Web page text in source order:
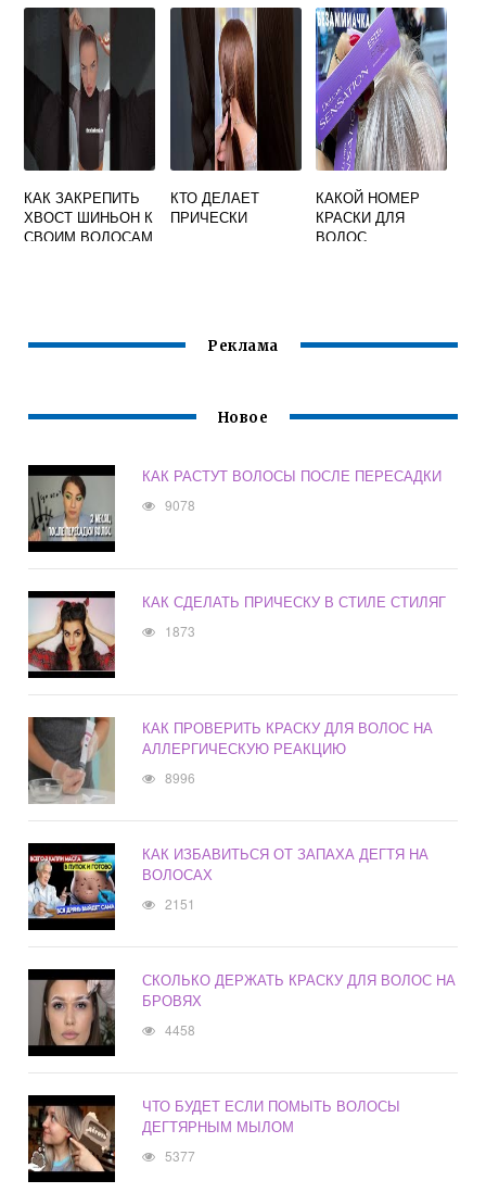
КАК ЗАКРЕПИТЬ
ХВОСТ ШИНЬОН К
СВОИМ ВОЛОСАМ
КТО ДЕЛАЕТ
ПРИЧЕСКИ
КАКОЙ НОМЕР
КРАСКИ ДЛЯ
ВОЛОС
Реклама
Новое
КАК РАСТУТ ВОЛОСЫ ПОСЛЕ ПЕРЕСАДКИ
9078
КАК СДЕЛАТЬ ПРИЧЕСКУ В СТИЛЕ СТИЛЯГ
1873
КАК ПРОВЕРИТЬ КРАСКУ ДЛЯ ВОЛОС НА
АЛЛЕРГИЧЕСКУЮ РЕАКЦИЮ
8996
КАК ИЗБАВИТЬСЯ ОТ ЗАПАХА ДЕГТЯ НА
ВОЛОСАХ
2151
СКОЛЬКО ДЕРЖАТЬ КРАСКУ ДЛЯ ВОЛОС НА
БРОВЯХ
4458
ЧТО БУДЕТ ЕСЛИ ПОМЫТЬ ВОЛОСЫ
ДЕГТЯРНЫМ МЫЛОМ
5377